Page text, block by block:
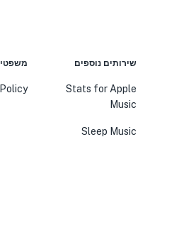
שירותים נוספים
Stats for Apple
Music
Sleep Music
משפטי
Policy